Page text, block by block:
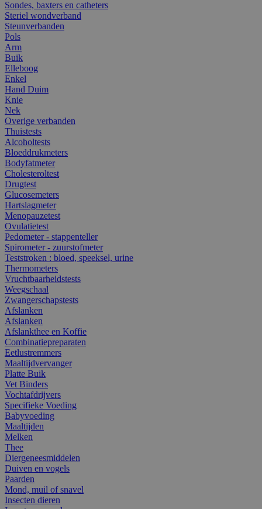
Sondes, baxters en catheters
Steriel wondverband
Steunverbanden
Pols
Arm
Buik
Elleboog
Enkel
Hand Duim
Knie
Nek
Overige verbanden
Thuistests
Alcoholtests
Bloeddrukmeters
Bodyfatmeter
Cholesteroltest
Drugtest
Glucosemeters
Hartslagmeter
Menopauzetest
Ovulatietest
Pedometer - stappenteller
Spirometer - zuurstofmeter
Teststroken : bloed, speeksel, urine
Thermometers
Vruchtbaarheidstests
Weegschaal
Zwangerschapstests
Afslanken
Afslanken
Afslankthee en Koffie
Combinatiepreparaten
Eetlustremmers
Maaltijdvervanger
Platte Buik
Vet Binders
Vochtafdrijvers
Specifieke Voeding
Babyvoeding
Maaltijden
Melken
Thee
Diergeneesmiddelen
Duiven en vogels
Paarden
Mond, muil of snavel
Insecten dieren